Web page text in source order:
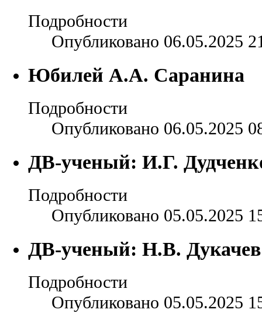
Подробности
Опубликовано 06.05.2025
Юбилей А.А. Саранина
Подробности
Опубликовано 06.05.2025
ДВ-ученый: И.Г.
Подробности
Опубликовано 05.05.2025
ДВ-ученый: Н.В. Дукачев
Подробности
Опубликовано 05.05.2025